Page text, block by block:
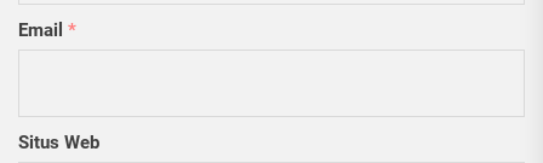
Email *
Situs Web